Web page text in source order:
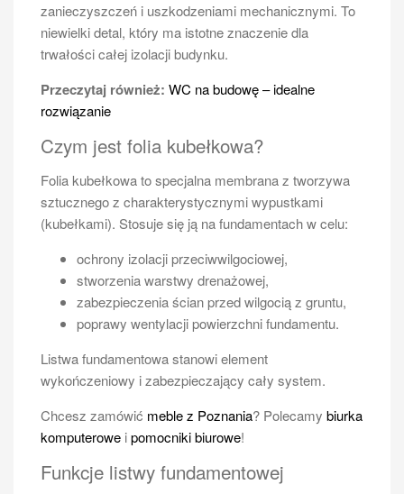
zanieczyszczeń i uszkodzeniami mechanicznymi. To
niewielki detal, który ma istotne znaczenie dla
trwałości całej izolacji budynku.
Przeczytaj również: WC na budowę – idealne
rozwiązanie
Czym jest folia kubełkowa?
Folia kubełkowa to specjalna membrana z tworzywa
sztucznego z charakterystycznymi wypustkami
(kubełkami). Stosuje się ją na fundamentach w celu:
ochrony izolacji przeciwwilgociowej,
stworzenia warstwy drenażowej,
zabezpieczenia ścian przed wilgocią z gruntu,
poprawy wentylacji powierzchni fundamentu.
Listwa fundamentowa stanowi element
wykończeniowy i zabezpieczający cały system.
Chcesz zamówić meble z Poznania? Polecamy biurka
komputerowe ipomocniki biurowe!
Funkcje listwy fundamentowej